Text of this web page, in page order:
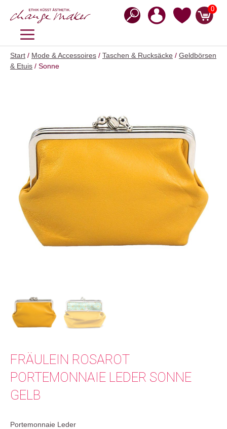
Inhalt
0
MENÜ
Start / Mode & Accessoires / Taschen & Rucksäcke / Geldbörsen
& Etuis / Sonne
FRÄULEIN ROSAROT
PORTEMONNAIE LEDER SONNE
GELB
Portemonnaie Leder